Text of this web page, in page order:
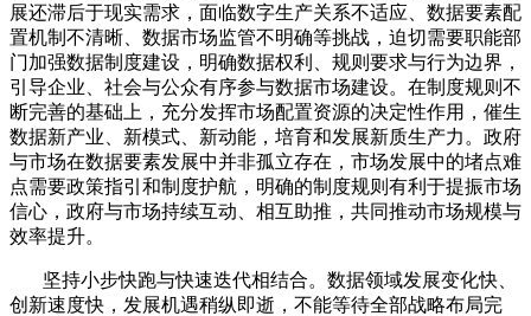
展还滞后于现实需求，面临数字生产关系不适应、数据要素配
置机制不清晰、数据市场监管不明确等挑战，迫切需要职能部
门加强数据制度建设，明确数据权利、规则要求与行为边界，
引导企业、社会与公众有序参与数据市场建设。在制度规则不
断完善的基础上，充分发挥市场配置资源的决定性作用，催生
数据新产业、新模式、新动能，培育和发展新质生产力。政府
与市场在数据要素发展中并非孤立存在，市场发展中的堵点难
点需要政策指引和制度护航，明确的制度规则有利于提振市场
信心，政府与市场持续互动、相互助推，共同推动市场规模与
效率提升。
坚持小步快跑与快速迭代相结合。数据领域发展变化快、
创新速度快，发展机遇稍纵即逝，不能等待全部战略布局完